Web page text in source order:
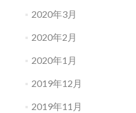
2020年3月
2020年2月
2020年1月
2019年12月
2019年11月